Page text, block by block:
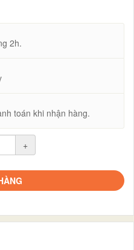
2h.
toán khi nhận hàng.
+